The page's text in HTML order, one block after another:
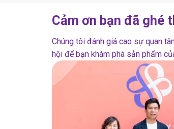
Cảm ơn bạn đã ghé
Chúng tôi đánh giá cao sự quan
hội để bạn khám phá sản phẩm